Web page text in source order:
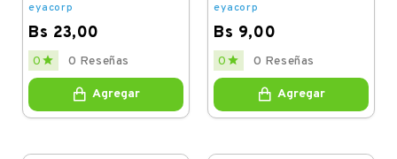
eyacorp
Bs 23,00
Price
0  0 Reseñas
Agregar
eyacorp
Bs 9,00
Price
0  0 Reseñas
Agregar